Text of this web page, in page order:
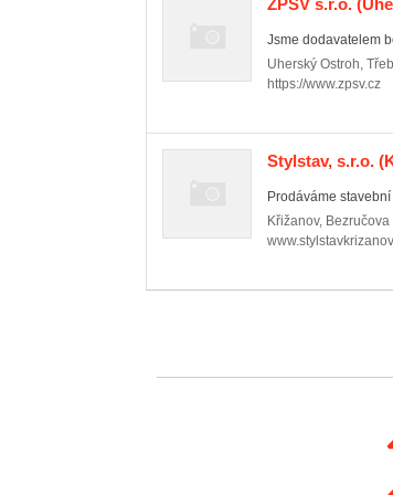
ŽPSV s.r.o.
Jsme dodavatelem
Uherský Ostroh,
https://www.zpsv.cz
Stylstav, s.r.o.
Prodáváme
Křižanov, Bezručova